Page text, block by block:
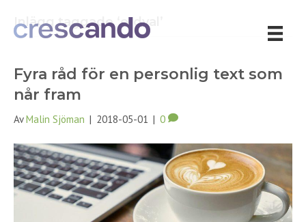
Inlägg taggade ‘ordval’
Fyra råd för en personlig text som
når fram
AvMalin Sjöman | 2018-05-01 | 0